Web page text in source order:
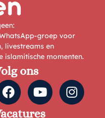
groep voor
livestreams en
islamitische momenten.
ons